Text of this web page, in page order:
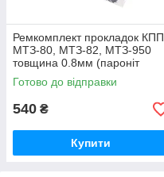
Ремкомплект прокладок КПП
МТЗ-80, МТЗ-82, МТЗ-950
товщина 0.8мм (пароніт
Україна) Р/к коробки передач
МТЗ
Готово до відправки
540 ₴
Купити